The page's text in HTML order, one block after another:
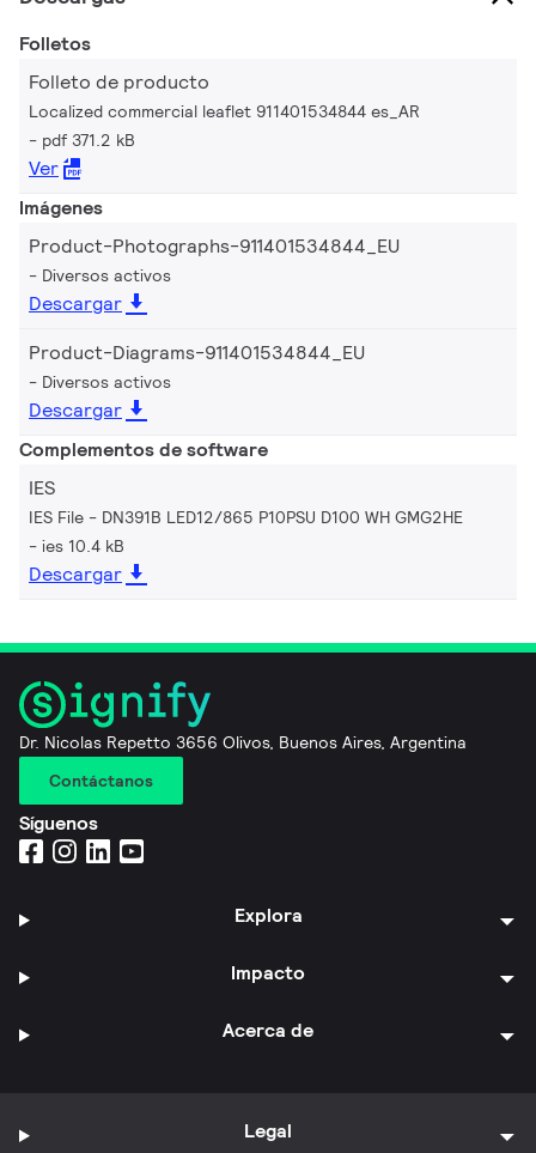
Folletos
Folleto de producto
Localized commercial leaflet 911401534844 es_AR
pdf 371.2 kB
Ver
Imágenes
Product-Photographs-911401534844_EU
Diversos activos
Descargar
Product-Diagrams-911401534844_EU
Diversos activos
Descargar
Complementos de software
IES
IES File - DN391B LED12/865 P10PSU D100 WH GMG2HE
ies 10.4 kB
Descargar
Dr. Nicolas Repetto 3656 Olivos, Buenos Aires, Argentina
Contáctanos
Síguenos
Explora
Impacto
Acerca de
Legal